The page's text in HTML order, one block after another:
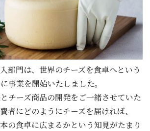
部門は、世界のチーズを食卓へという
事業を開始いたしました。
チーズ商品の開発をご一緒させていた
者にどのようにチーズを届ければ、
の食卓に広まるかという知見がたまり